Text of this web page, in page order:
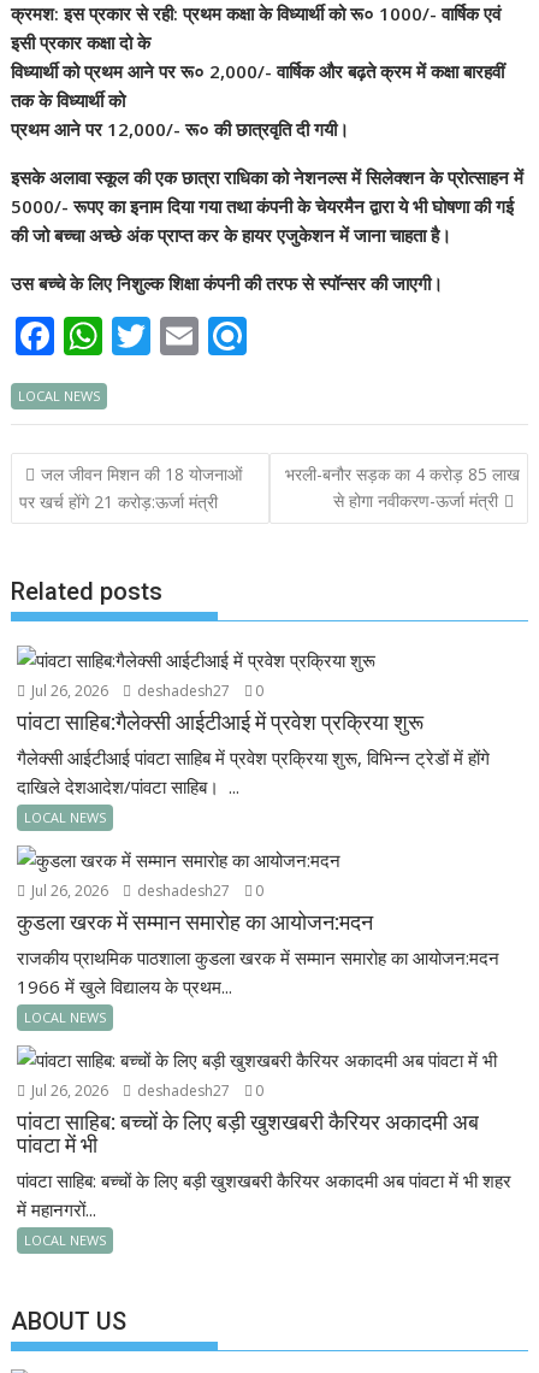
क्रमश: इस प्रकार से रही: प्रथम कक्षा के विध्यार्थी को रू० 1000/- वार्षिक एवं
इसी प्रकार कक्षा दो के
विध्यार्थी को प्रथम आने पर रू० 2,000/- वार्षिक और बढ़ते क्रम में कक्षा बारहवीं
तक के विध्यार्थी को
प्रथम आने पर 12,000/- रू० की छात्रवृति दी गयी।
इसके अलावा स्कूल की एक छात्रा राधिका कोनेशनल्स में सिलेक्शन के प्रोत्साहन में
5000/- रूपए का इनाम दिया गया तथा कंपनी के चेयरमैनद्वारा ये भी घोषणा की गई
की जो बच्चा अच्छे अंक प्राप्त कर के हायर एजुकेशन में जाना चाहता है।
उस बच्चे के लिए निशुल्क शिक्षा कंपनी की तरफ से स्पॉन्सर की जाएगी।
F
ac
e
b
o
o
W
h
at
s
A
p
T
itt
er
E
ai
l
i
n
LOCAL NEWS
Post
navigation
जल जीवन मिशन की 18 योजनाओं
पर खर्च होंगे 21 करोड़:ऊर्जा मंत्री
भरली-बनौर सड़क का 4 करोड़ 85 लाख
से होगा नवीकरण-ऊर्जा मंत्री
Related posts
Jul 26, 2026 deshadesh27 0
पांवटा साहिब:गैलेक्सी आईटीआई में प्रवेश प्रक्रिया शुरू
गैलेक्सी आईटीआई पांवटा साहिब में प्रवेश प्रक्रिया शुरू, विभिन्न ट्रेडों में होंगे
दाखिले देशआदेश/पांवटा साहिब। ...
LOCAL NEWS
Jul 26, 2026 deshadesh27 0
कुडला खरक में सम्मान समारोह का आयोजन:मदन
राजकीय प्राथमिक पाठशाला कुडला खरक में सम्मान समारोह का आयोजन:मदन
1966 में खुले विद्यालय के प्रथम...
LOCAL NEWS
Jul 26, 2026 deshadesh27 0
पांवटा साहिब: बच्चों के लिए बड़ी खुशखबरी कैरियर अकादमी अब
पांवटा में भी
पांवटा साहिब: बच्चों के लिए बड़ी खुशखबरी कैरियर अकादमी अब पांवटा में भी शहर
में महानगरों...
LOCAL NEWS
ABOUT US